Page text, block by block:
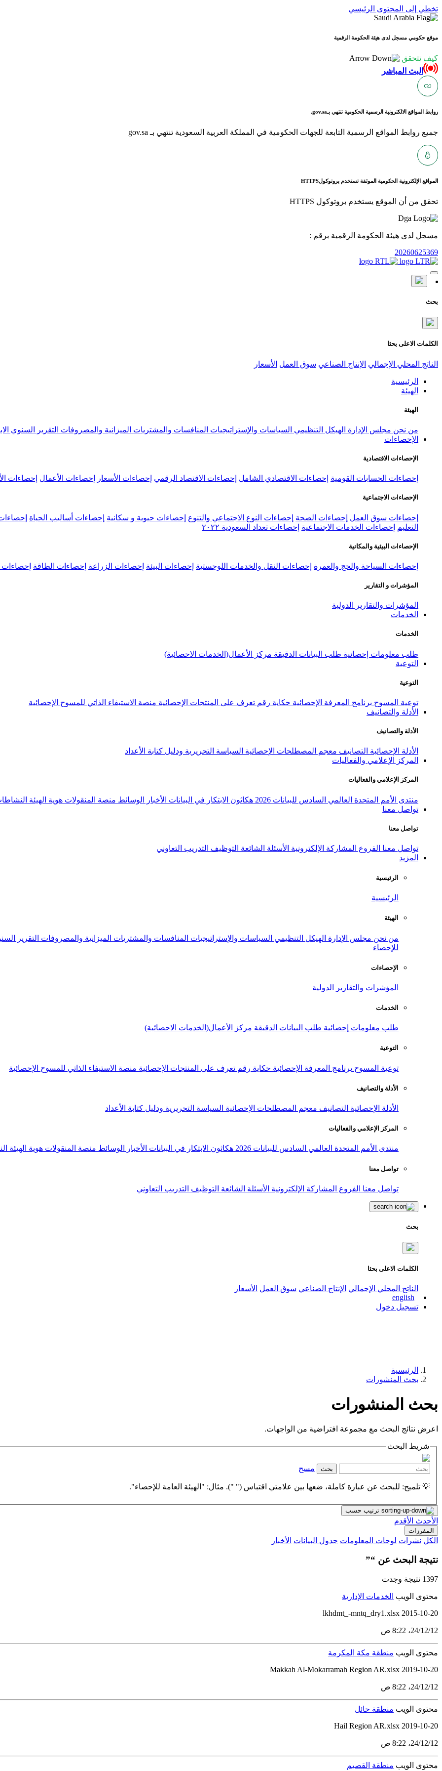
تخطي إلى المحتوى الرئيسي
موقع حكومي مسجل لدى هيئة الحكومة الرقمية
كيف تتحقق
البث المباشر
روابط المواقع الالكترونية الرسمية الحكومية تنتهي بـgov.sa.
جميع روابط المواقع الرسمية التابعة للجهات الحكومية في المملكة العربية السعودية تنتهي بـ gov.sa
المواقع الإلكترونية الحكومية الموثقة تستخدم بروتوكولHTTPS
تحقق من أن الموقع يستخدم بروتوكول HTTPS
مسجل لدى هيئة الحكومة الرقمية برقم :
20260625369
بحث
الكلمات الاعلى بحثا
الناتج المحلي الإجمالي الإنتاج الصناعي سوق العمل الأسعار
الرئيسية
الهيئة
الهيئة
من نحن مجلس الإدارة الهيكل التنظيمي السياسات والإستراتيجيات المنافسات والمشتريات الميزانية والمصروفات التقرير السنوي
الإحصاءات
الإحصاءات الاقتصادية
إحصاءات الحسابات القومية إحصاءات الاقتصادي الشامل إحصاءات الاقتصاد الرقمي إحصاءات الأسعار إحصاءات الأعمال إحصاءات
الإحصاءات الاجتماعية
إحصاءات سوق العمل إحصاءات الصحة إحصاءات النوع الاجتماعي والتنوع إحصاءات حيوية و سكانية إحصاءات أساليب الحياة
التعليم
إحصاءات الخدمات الاجتماعية إحصاءات تعداد السعودية ٢٠٢٢
الإحصاءات البيئية والمكانية
إحصاءات السياحة والحج والعمرة إحصاءات النقل والخدمات اللوجستية إحصاءات البيئة إحصاءات الزراعة إحصاءات الطاقة إحصاءات
المؤشرات و التقارير
المؤشرات والتقارير الدولية
الخدمات
الخدمات
طلب معلومات إحصائية طلب البيانات الدقيقة مركز الأعمال(الخدمات الاحصائية)
التوعية
التوعية
توعية المسوح برنامج المعرفة الإحصائية حكاية رقم تعرف على المنتجات الإحصائية منصة الاستيفاء الذاتي للمسوح الإحصائية
الأدلة والتصانيف
الأدلة والتصانيف
الأدلة الإحصائية التصانيف معجم المصطلحات الإحصائية السياسة التحريرية ودليل كتابة الأعداد
المركز الإعلامي والفعاليات
المركز الإعلامي والفعاليات
منتدى الأمم المتحدة العالمي السادس للبيانات 2026 هكاثون الابتكار في البيانات الأخبار الوسائط منصة المنقولات هوية الهيئة
تواصل معنا
تواصل معنا
تواصل معنا الفروع المشاركة الإلكترونية الأسئلة الشائعة التوظيف التدريب التعاوني
المزيد
الرئيسية
الرئيسية
الهيئة
من نحن مجلس الإدارة الهيكل التنظيمي السياسات والإستراتيجيات المنافسات والمشتريات الميزانية والمصروفات التقرير
للإحصاء
الإحصاءات
المؤشرات والتقارير الدولية
الخدمات
طلب معلومات إحصائية طلب البيانات الدقيقة مركز الأعمال(الخدمات الاحصائية)
التوعية
توعية المسوح برنامج المعرفة الإحصائية حكاية رقم تعرف على المنتجات الإحصائية منصة الاستيفاء الذاتي للمسوح الإحصائية
الأدلة والتصانيف
الأدلة الإحصائية التصانيف معجم المصطلحات الإحصائية السياسة التحريرية ودليل كتابة الأعداد
المركز الإعلامي والفعاليات
منتدى الأمم المتحدة العالمي السادس للبيانات 2026 هكاثون الابتكار في البيانات الأخبار الوسائط منصة المنقولات هوية الهيئة
تواصل معنا
تواصل معنا الفروع المشاركة الإلكترونية الأسئلة الشائعة التوظيف التدريب التعاوني
بحث
الكلمات الاعلى بحثا
الناتج المحلي الإجمالي الإنتاج الصناعي سوق العمل الأسعار
english
تسجيل دخول
الرئيسية
بحث المنشورات
بحث المنشورات
اعرض نتائج البحث مع مجموعة افتراضية من الواجهات.
شريط البحث
بحث مسح
💡 تلميح: للبحث عن عبارة كاملة، ضعها بين علامتي اقتباس (" "). مثال: "الهيئة العامة للإحصاء".
ترتيب حسب
الأحدث الأقدم
المفرزات
الكل نشرات لوحات المعلومات جدول البيانات الأخبار
نتيجة البحث عن “”
1397 نتيجة وجدت
محتوى الويب الخدمات الإدارية
2015-10-20 lkhdmt_-mntq_dry1.xlsx
12‏/12‏/24، 8:22 ص
محتوى الويب منطقة مكة المكرمة
Makkah Al-Mokarramah Region AR.xlsx 2019-10-20
12‏/12‏/24، 8:22 ص
محتوى الويب منطقة حائل
Hail Region AR.xlsx 2019-10-20
12‏/12‏/24، 8:22 ص
محتوى الويب منطقة القصيم